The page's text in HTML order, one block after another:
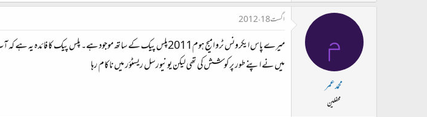
م
محمدعمر
محفلین
اگست 18، 2012
میرے پاس ایکرونس ٹرو امیج ہوم2011پلس پیک کے ساتھ موجود ہے۔ پلس
میں نے اپنے طور پر کوشش کی تھی لیکن یونیورسل ریسٹؤر میں ناکام رہا